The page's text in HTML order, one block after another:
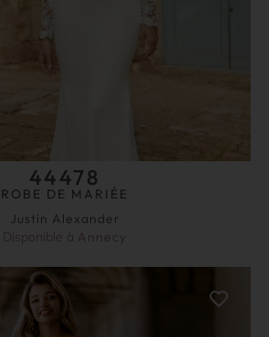
44478
ROBE DE MARIÉE
Justin Alexander
Disponible à Annecy